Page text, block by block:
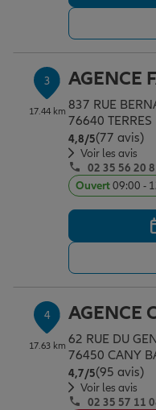
Garantie des
Assurance scolaire
Protection juridique
Tous nos devis
3
17.44 km
AGENCE
837 RUE
76640 TERRES
4,8/5Note de 4.8 sur 5
(77 avis)
Voir les avis
02 35 56 20
Ouvert09:00 -
4
17.63 km
AGENCE
62 RUE DU
76450 CANY
4,7/5Note de 4.7 sur 5
(95 avis)
Voir les avis
02 35 57 11